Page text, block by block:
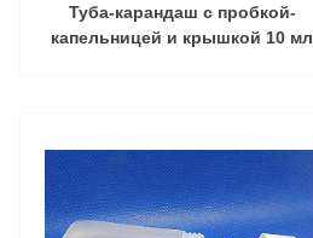
Туба-карандаш с пробкой-
капельницей и крышкой 10 мл